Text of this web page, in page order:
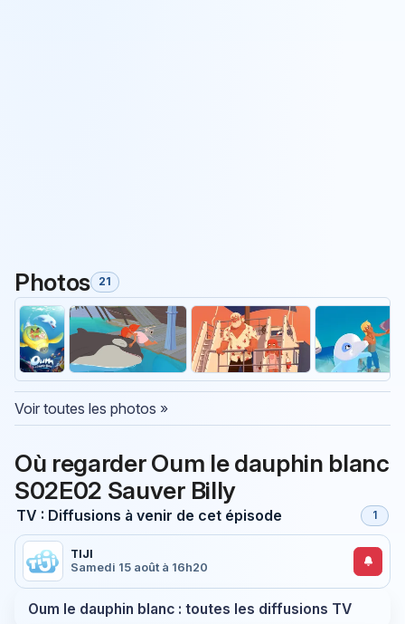
Photos 21
Voir toutes les photos »
Où regarder Oum le dauphin blanc
S02E02 Sauver Billy
TV : Diffusions à venir de cet épisode 1
TIJI
Samedi 15 août à 16h20
Oum le dauphin blanc : toutes les diffusions TV